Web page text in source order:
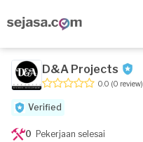
D&A Projects
0.0 (0 review)
Verified
0 Pekerjaan selesai